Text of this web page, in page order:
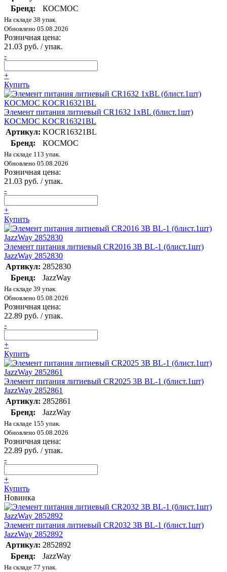
Бренд:
КОСМОС
На складе 38 упак.
Обновлено 05.08.2026
Розничная цена:
21.03 руб. / упак.
-
+
Купить
Элемент питания литиевый CR1632 1хBL (блист.1шт)
КОСМОС KOCR16321BL
Артикул: KOCR16321BL
Бренд:
КОСМОС
На складе 113 упак.
Обновлено 05.08.2026
Розничная цена:
21.03 руб. / упак.
-
+
Купить
Элемент питания литиевый CR2016 3В BL-1 (блист.1шт)
JazzWay 2852830
Артикул: 2852830
Бренд:
JazzWay
На складе 39 упак.
Обновлено 05.08.2026
Розничная цена:
22.89 руб. / упак.
-
+
Купить
Элемент питания литиевый CR2025 3В BL-1 (блист.1шт)
JazzWay 2852861
Артикул: 2852861
Бренд:
JazzWay
На складе 155 упак.
Обновлено 05.08.2026
Розничная цена:
22.89 руб. / упак.
-
+
Купить
Новинка
Элемент питания литиевый CR2032 3В BL-1 (блист.1шт)
JazzWay 2852892
Артикул: 2852892
Бренд:
JazzWay
На складе 77 упак.